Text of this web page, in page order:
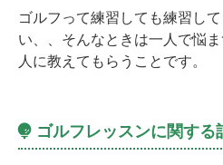
ゴルフって練習しても練習し
い、、そんなときは一人で悩
人に教えてもらうことです。
ゴルフレッスンに関する